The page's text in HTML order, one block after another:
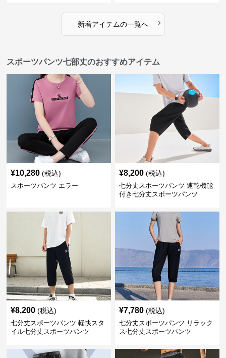
新着アイテムの一覧へ ›
スポーツパンツ七部丈のおすすめアイテム
¥10,280 (税込)
スポーツパンツ エラー
¥8,200 (税込)
七分丈スポーツパンツ 速乾機能
付き七分丈スポーツパンツ
¥8,200 (税込)
七分丈スポーツパンツ 軽快スタ
イル七分丈スポーツパンツ
¥7,780 (税込)
七分丈スポーツパンツ リラック
ス七分丈スポーツパンツ